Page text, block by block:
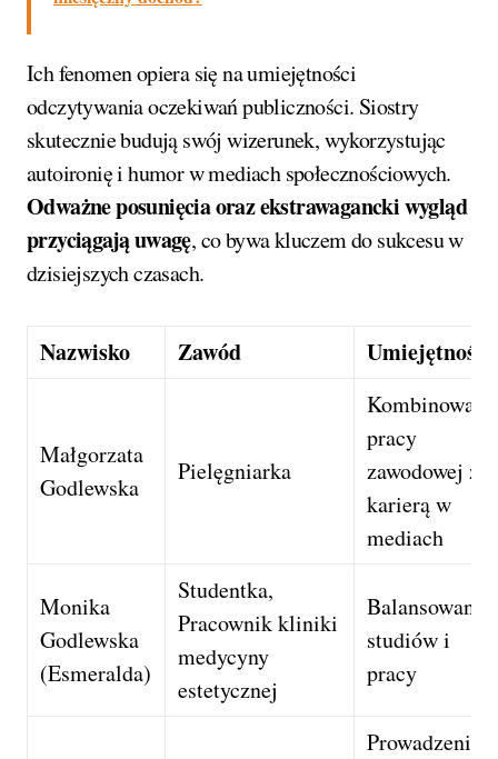
Ich fenomen opiera się na umiejętności
odczytywania oczekiwań publiczności. Siostry
skutecznie budują swój wizerunek, wykorzystując
autoironię i humor w mediach społecznościowych.
Odważne posunięcia oraz ekstrawagancki wygląd
przyciągają uwagę, co bywa kluczem do sukcesu w
dzisiejszych czasach.
Nazwisko Zawód Umiejętności
Małgorzata
Godlewska
Pielęgniarka
pracy
zawodowej z
karierą w
mediach
Monika
Godlewska
(Esmeralda)
Studentka,
Pracownik kliniki
medycyny
estetycznej
Balansowanie
studiów i
pracy
Prowadzenie